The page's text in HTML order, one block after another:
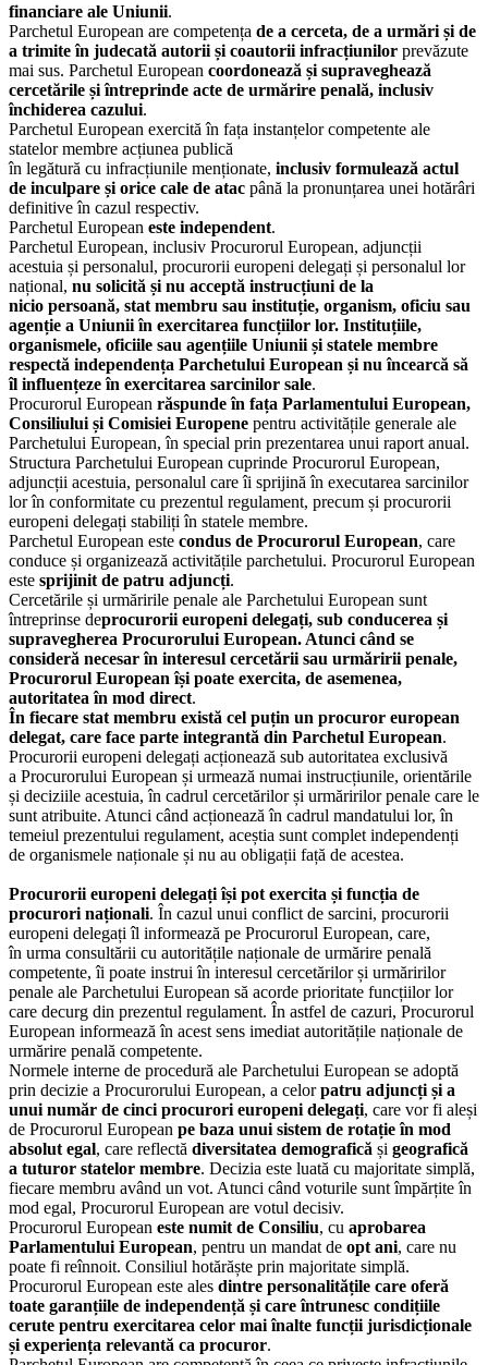
financiare ale Uniunii.
Parchetul European are competența de a cerceta, de a urmări și de
a trimite în judecată autorii și coautorii infracțiunilor prevăzute
mai sus. Parchetul European coordonează și supraveghează
cercetările și întreprinde acte de urmărire penală, inclusiv
închiderea cazului.
Parchetul European exercită în fața instanțelor competente ale
statelor membre acțiunea publică
în legătură cu infracțiunile menționate, inclusiv formulează actul
de inculpare și orice cale de atac până la pronunțarea unei hotărâri
definitive în cazul respectiv.
Parchetul European este independent.
Parchetul European, inclusiv Procurorul European, adjuncții
acestuia și personalul, procurorii europeni delegați și personalul lor
național, nu solicită și nu acceptă instrucțiuni de la
nicio persoană, stat membru sau instituție, organism, oficiu sau
agenție a Uniunii în exercitarea funcțiilor lor. Instituțiile,
organismele, oficiile sau agențiile Uniunii și statele membre
respectă independența Parchetului European și nu încearcă să
îl influențeze în exercitarea sarcinilor sale.
Procurorul European răspunde în fața Parlamentului European,
Consiliului și Comisiei Europene pentru activitățile generale ale
Parchetului European, în special prin prezentarea unui raport anual.
Structura Parchetului European cuprinde Procurorul European,
adjuncții acestuia, personalul careîi sprijină în executarea sarcinilor
lor în conformitate cu prezentul regulament, precum și procurorii
europeni delegați stabiliți în statele membre.
Parchetul European este condus de Procurorul European, care
conduce și organizează activitățile parchetului. Procurorul European
este sprijinit de patru adjuncți.
Cercetările și urmăririle penale ale Parchetului European sunt
întreprinse deprocurorii europeni delegați, sub conducerea și
supravegherea Procurorului European. Atunci când se
consideră necesar în interesul cercetării sau urmăririi penale,
Procurorul European își poate exercita, de asemenea,
autoritatea în mod direct.
În fiecare stat membru există cel puțin un procuror european
delegat, care face parte integrantă din Parchetul European.
Procurorii europeni delegați acționează sub autoritatea exclusivă
a Procurorului European și urmează numai instrucțiunile, orientările
și deciziile acestuia, în cadrul cercetărilor și urmăririlor penale care le
sunt atribuite. Atunci când acționează în cadrul mandatului lor, în
temeiul prezentului regulament, aceștia sunt complet independenți
de organismele naționale și nu au obligații față de acestea.
Procurorii europeni delegați își pot exercita și funcția de
procurori naționali. În cazul unui conflict de sarcini, procurorii
europeni delegați îl informează pe Procurorul European, care,
în urma consultării cu autoritățile naționale de urmărire penală
competente, îi poate instrui în interesul cercetărilor și urmăririlor
penale ale Parchetului European să acorde prioritate funcțiilorlor
care decurg din prezentul regulament. În astfel de cazuri, Procurorul
European informează în acest sens imediat autoritățile naționale de
urmărire penală competente.
Normele interne de procedură ale Parchetului European se adoptă
prin decizie a Procurorului European, a celorpatru adjuncți și a
unui număr de cinci procurori europeni delegați, care vor fi aleși
de Procurorul European pe baza unui sistem de rotație în mod
absolut egal, care reflectă diversitatea demografică și geografică
a tuturor statelor membre. Decizia este luată cu majoritate simplă,
fiecare membru având un vot. Atunci când voturile sunt împărțite în
mod egal, Procurorul European are votul decisiv.
Procurorul European este numit de Consiliu, cu aprobarea
Parlamentului European, pentru un mandat de opt ani, care nu
poate fi reînnoit. Consiliul hotărăște prin majoritate simplă.
Procurorul European este ales dintre personalitățile care oferă
toate garanțiile de independență și care întrunesc condițiile
cerute pentru exercitarea celor mai înalte funcții jurisdicționale
și experiența relevantă ca procuror.